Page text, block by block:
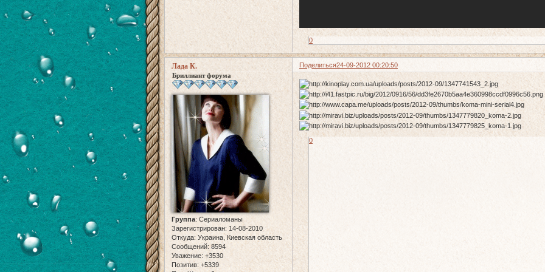
0
Поделиться24-09-2012 00:20:50
Лада К.
Бриллиант форума
Группа: Сериаломаны
Зарегистрирован: 14-08-2010
Откуда: Украина, Киевская область
Сообщений: 8594
Уважение: +3530
Позитив: +5339
0